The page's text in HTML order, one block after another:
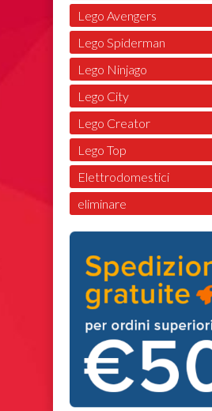
Lego Avengers
Lego Spiderman
Lego Ninjago
Lego City
Lego Creator
Lego Top
Elettrodomestici
eliminare